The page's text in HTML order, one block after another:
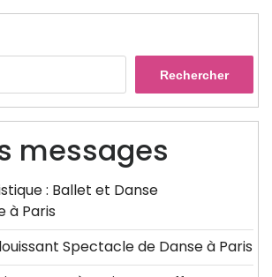
Rechercher
messages
: Ballet et Danse
à Paris
Spectacle de Danse à Paris